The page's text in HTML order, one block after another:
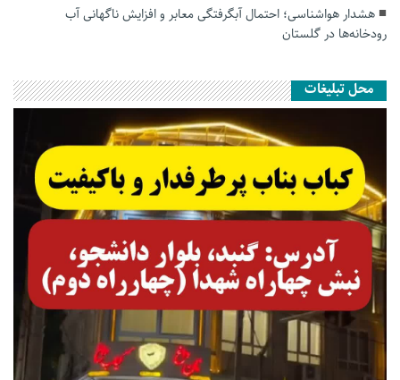
هشدار هواشناسی؛ احتمال آبگرفتگی معابر و افزایش ناگهانی آب
رودخانه‌ها در گلستان
محل تبلیغات